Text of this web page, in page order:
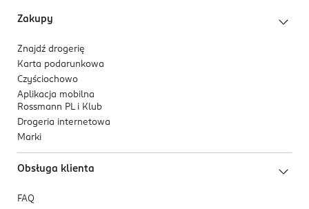
Zakupy
Znajdź drogerię
Karta podarunkowa
Czyściochowo
Aplikacja mobilna
Rossmann PL i Klub
Drogeria internetowa
Marki
Obsługa klienta
FAQ